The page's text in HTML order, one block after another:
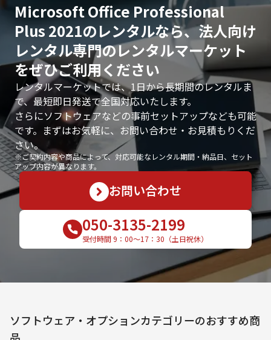
Microsoft Office Professional
Plus 2021のレンタルなら、法人向け
レンタル専門のレンタルマーケット
をぜひご利用ください
レンタルマーケットでは、1日から長期間のレンタルま
で、最短即日発送で全国対応いたします。
さらにソフトウェアなどの事前セットアップなども可能
です。まずはお気軽に、お問い合わせ・お見積もりくだ
さい。
※ご契約内容や商品によって、対応可能なレンタル期間・納品日、セット
アップ内容が異なります。
お問い合わせ
050-3135-2199
受付時間 9：00〜17：30（土日祝休）
ソフトウェア・オプションカテゴリーのおすすめ商